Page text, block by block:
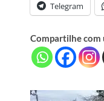
Telegram
Compartilhe com